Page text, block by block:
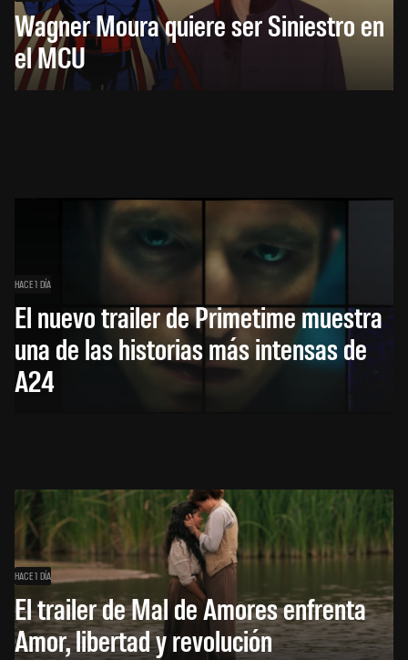
Wagner Moura quiere ser Siniestro en
el MCU
HACE 1 DÍA
El nuevo trailer de Primetime muestra
una de las historias más intensas de
A24
HACE 1 DÍA
El trailer de Mal de Amores enfrenta
Amor, libertad y revolución